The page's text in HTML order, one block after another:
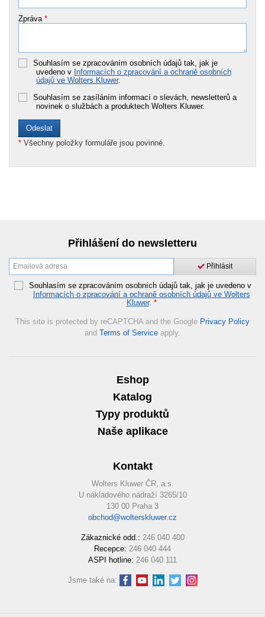
Zpráva *
Souhlasím se zpracováním osobních údajů tak, jak je
uvedeno v Informacích o zpracování a ochraně osobních
údajů ve Wolters Kluwer.
Souhlasím se zasíláním informací o slevách, newsletterů a
novinek o službách a produktech Wolters Kluwer.
* Všechny položky formuláře jsou povinné.
Přihlášení do newsletteru
Přihlásit
Souhlasím se zpracováním osobních údajů tak, jak je uvedeno v
Informacích o zpracování a ochraně osobních údajů ve Wolters
Kluwer. *
This site is protected by reCAPTCHA and the Google Privacy Policy
and Terms of Service apply.
Eshop
Katalog
Typy produktů
Naše aplikace
Kontakt
Wolters Kluwer ČR, a.s.
U nákladového nádraží 3265/10
130 00 Praha 3
obchod@wolterskluwer.cz
Zákaznické odd.: 246 040 400
Recepce: 246 040 444
ASPI hotline: 246 040 111
Jsme také na: